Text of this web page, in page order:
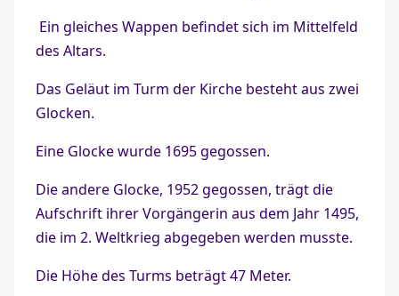
Ein gleiches Wappen befindet sich im Mittelfeld
des Altars.
Das Geläut im Turm der Kirche besteht aus zwei
Glocken.
Eine Glocke wurde 1695 gegossen.
Die andere Glocke, 1952 gegossen, trägt die
Aufschrift ihrer Vorgängerin aus dem Jahr 1495,
die im 2. Weltkrieg abgegeben werden musste.
Die Höhe des Turms beträgt 47 Meter.